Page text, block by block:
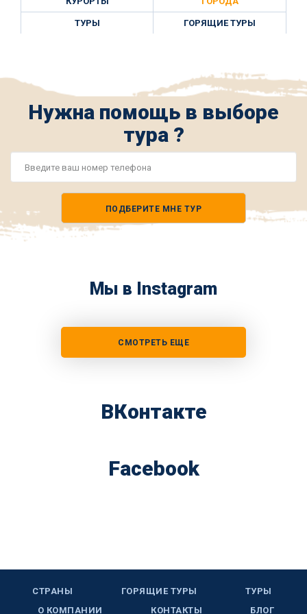
ТУРЫ ГОРЯЩИЕ ТУРЫ
Нужна помощь в выборе
тура ?
ПОДБЕРИТЕ МНЕ ТУР
Мы в Instagram
СМОТРЕТЬ ЕЩЕ
ВКонтакте
Facebook
СТРАНЫ ГОРЯЩИЕ ТУРЫ
ТУРЫ
О КОМПАНИИ
КОНТАКТЫ БЛОГ